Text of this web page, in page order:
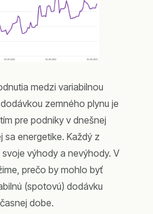
medzi variabilnou
zemného plynu je
pre podniky v dnešnej
sa energetike. Každý z
výhody a nevýhody. V
prečo by mohlo byť
(spotovú) dodávku
dobe.